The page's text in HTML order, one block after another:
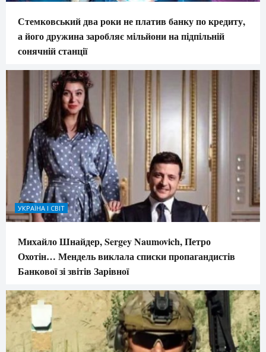
Стемковський два роки не платив банку по кредиту,
а його дружина заробляє мільйони на підпільній
сонячній станції
УКРАЇНА І СВІТ
Михайло Шнайдер, Sergey Naumovich, Петро
Охотін… Мендель виклала списки пропагандистів
Банкової зі звітів Зарівної